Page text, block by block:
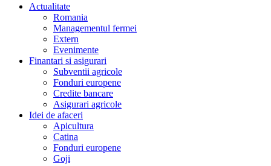
Actualitate
Romania
Managementul fermei
Extern
Evenimente
Finantari si asigurari
Subventii agricole
Fonduri europene
Credite bancare
Asigurari agricole
Idei de afaceri
Apicultura
Catina
Fonduri europene
Goji